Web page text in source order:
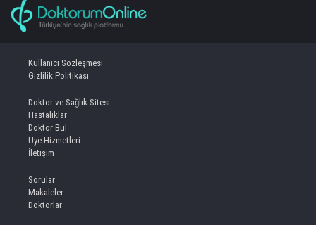
Kullanıcı Sözleşmesi
Gizlilik Politikası
Doktor ve Sağlık Sitesi
Hastalıklar
Doktor Bul
Üye Hizmetleri
İletişim
Sorular
Makaleler
Doktorlar